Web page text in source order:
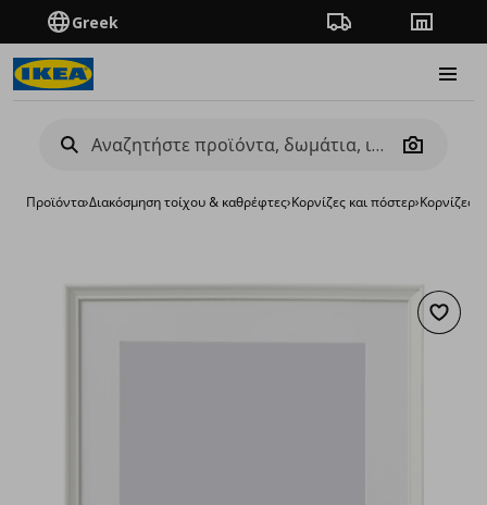
Greek Πορεία παραγγελίας
Camera
Προϊόντα›Διακόσμηση τοίχου & καθρέφτες›Κορνίζες και πόστερ›Κορνίζες